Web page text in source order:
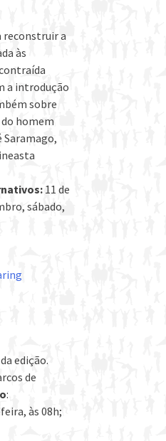
reconstruir a
às
a introdução
sobre
homem
11 de
sábado,
edição.
de
:
às 08h;